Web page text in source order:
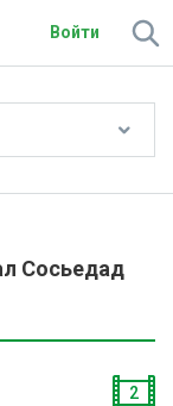
Войти
Сосьедад
2